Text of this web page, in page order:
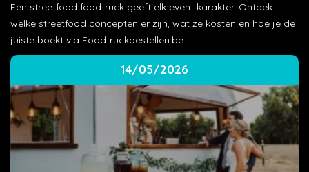
Een streetfood foodtruck geeft elk event karakter. Ontdek
welke streetfood concepten er zijn, wat ze kosten en hoe je de
juiste boekt via Foodtruckbestellen.be.
14/05/2026